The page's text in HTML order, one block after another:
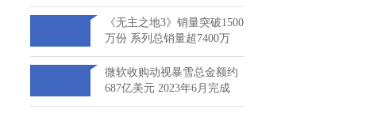
《无主之地3》销量突破1500
万份 系列总销量超7400万
微软收购动视暴雪总金额约
687亿美元 2023年6月完成